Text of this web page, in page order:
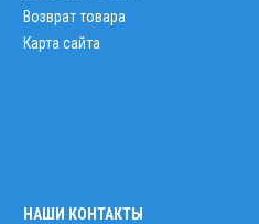
Возврат товара
Карта сайта
НАШИ КОНТАКТЫ